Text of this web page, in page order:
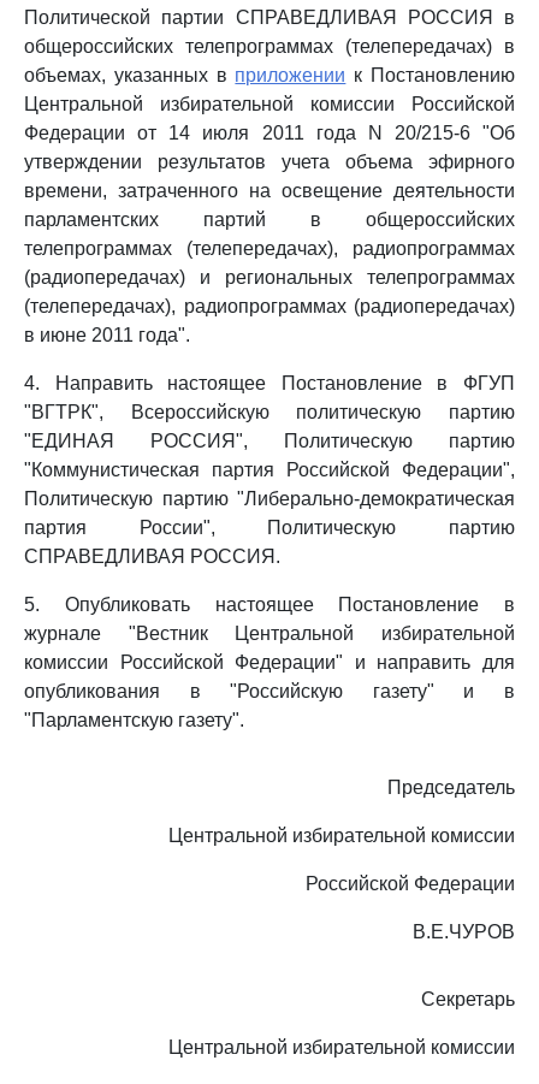
Политической партии СПРАВЕДЛИВАЯ РОССИЯ в
общероссийских телепрограммах (телепередачах) в
объемах, указанных в приложении к Постановлению
Центральной избирательной комиссии Российской
Федерации от 14 июля 2011 года N 20/215-6 "Об
утверждении результатов учета объема эфирного
времени, затраченного на освещение деятельности
парламентских партий в общероссийских
телепрограммах (телепередачах), радиопрограммах
(радиопередачах) и региональных телепрограммах
(телепередачах), радиопрограммах (радиопередачах)
в июне 2011 года".
4. Направить настоящее Постановление в ФГУП
"ВГТРК", Всероссийскую политическую партию
"ЕДИНАЯ РОССИЯ", Политическую партию
"Коммунистическая партия Российской Федерации",
Политическую партию "Либерально-демократическая
партия России", Политическую партию
СПРАВЕДЛИВАЯ РОССИЯ.
5. Опубликовать настоящее Постановление в
журнале "Вестник Центральной избирательной
комиссии Российской Федерации" и направить для
опубликования в "Российскую газету" и в
"Парламентскую газету".
Председатель
Центральной избирательной комиссии
Российской Федерации
В.Е.ЧУРОВ
Секретарь
Центральной избирательной комиссии